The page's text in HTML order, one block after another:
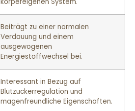
Beiträgt zu einer normalen
Verdauung und einem
ausgewogenen
Energiestoffwechsel bei.
Interessant in Bezug auf
Blutzuckerregulation und
magenfreundliche Eigenschaften.